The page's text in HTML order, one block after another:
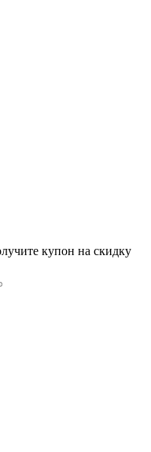
купон на скидку